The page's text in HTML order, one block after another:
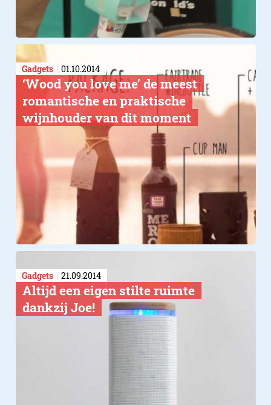
Gadgets 01.10.2014
‘Wood you love me’ de meest
romantische en praktische
wijnhouder van dit moment
Gadgets 21.09.2014
Altijd een eigen stilte ruimte
dankzij Joe!